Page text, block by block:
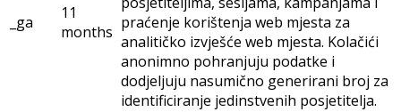
_ga
11
months praćenje korištenja web mjesta za
analitičko izvješće web mjesta. Kolačići
anonimno pohranjuju podatke i
dodjeljuju nasumično generirani broj za
identificiranje jedinstvenih posjetitelja.